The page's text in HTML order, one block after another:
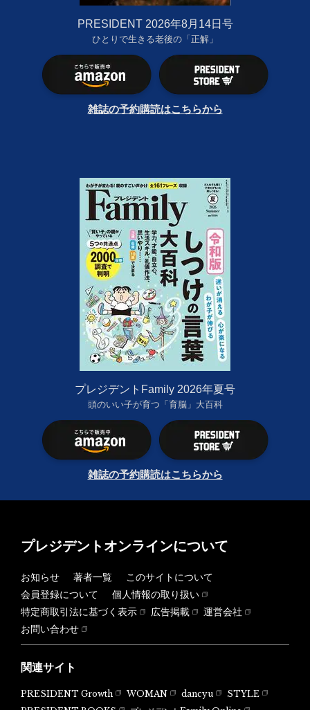
PRESIDENT 2026年8月14日号
ひとりで生きる老後の「正解」
雑誌の予約購読はこちらから
プレジデントFamily 2026年夏号
頭のいい子が育つ「育脳」大百科
雑誌の予約購読はこちらから
プレジデントオンラインについて
お知らせ 著者一覧
このサイトについて
会員登録について
個人情報の取り扱い
特定商取引法に基づく表示
広告掲載
運営会社
お問い合わせ
関連サイト
PRESIDENT Growth WOMAN dancyu
STYLE